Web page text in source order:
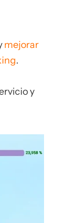
mejorar
.
y